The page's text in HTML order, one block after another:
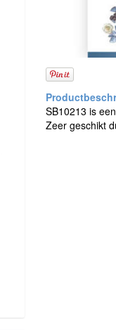
SB10213 is
Zeer geschikt